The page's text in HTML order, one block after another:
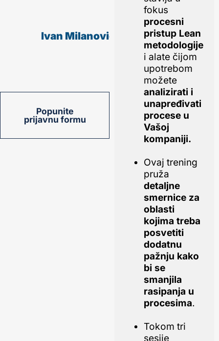
fokus
procesni
pristup Lean
metodologije
i alate čijom
upotrebom
možete
analizirati i
unapređivati
procese u
Vašoj
kompaniji.
Ovaj trening
pruža
detaljne
smernice za
oblasti
kojima treba
posvetiti
dodatnu
pažnju kako
bi se
smanjila
rasipanja u
procesima.
Tokom tri
sesije
Ivan Milanović
Popunite
prijavnu formu